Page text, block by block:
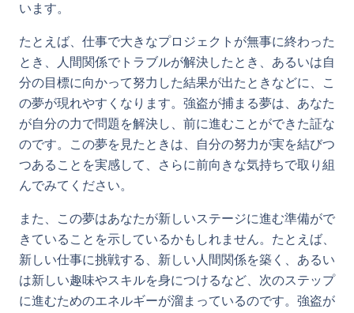
います。
たとえば、仕事で大きなプロジェクトが無事に終わった
とき、人間関係でトラブルが解決したとき、あるいは自
分の目標に向かって努力した結果が出たときなどに、こ
の夢が現れやすくなります。強盗が捕まる夢は、あなた
が自分の力で問題を解決し、前に進むことができた証な
のです。この夢を見たときは、自分の努力が実を結びつ
つあることを実感して、さらに前向きな気持ちで取り組
んでみてください。
また、この夢はあなたが新しいステージに進む準備がで
きていることを示しているかもしれません。たとえば、
新しい仕事に挑戦する、新しい人間関係を築く、あるい
は新しい趣味やスキルを身につけるなど、次のステップ
に進むためのエネルギーが溜まっているのです。強盗が